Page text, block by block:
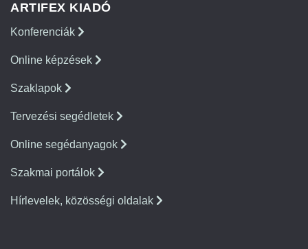
ARTIFEX KIADÓ
Konferenciák
Online képzések
Szaklapok
Tervezési segédletek
Online segédanyagok
Szakmai portálok
Hírlevelek, közösségi oldalak